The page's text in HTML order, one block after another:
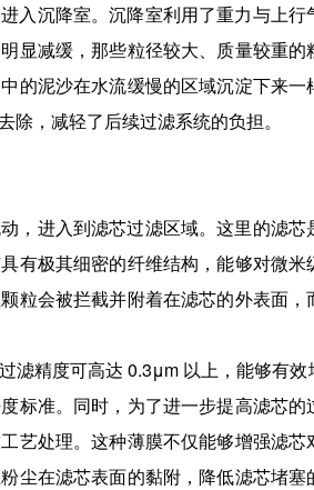
入沉降室。沉降室利用了重力与上
显减缓，那些粒径较大、质量较重
的泥沙在水流缓慢的区域沉淀下来
，减轻了后续过滤系统的负担。
，进入到滤芯过滤区域。这里的滤
有极其细密的纤维结构，能够对微
粒会被拦截并附着在滤芯的外表面
滤精度可高达 0.3μm 以上，能够有
标准。同时，为了进一步提高滤芯
艺处理。这种薄膜不仅能够增强滤
尘在滤芯表面的黏附，降低滤芯堵